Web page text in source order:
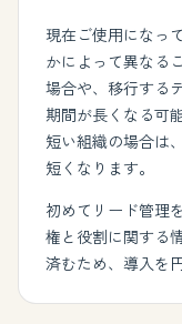
現在ご使用になっ
かによって異なる
場合や、移行する
期間が長くなる可
短い組織の場合は
短くなります。
初めてリード管理
権と役割に関する
済むため、導入を